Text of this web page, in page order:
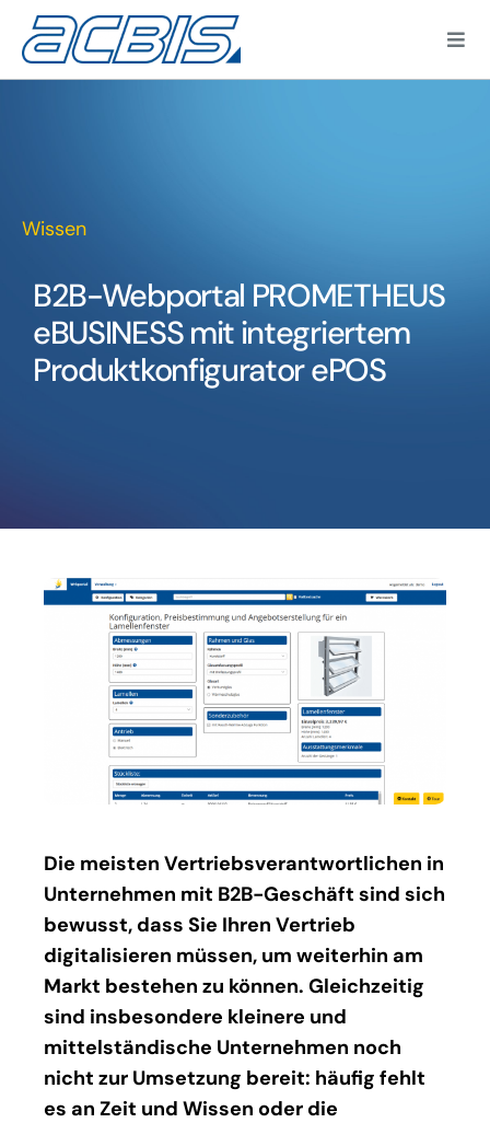
Zum
Inhalt
springen
Wissen
B2B-Webportal PROMETHEUS
eBUSINESS mit integriertem
Produktkonfigurator ePOS
Die meisten Vertriebsverantwortlichen in
Unternehmen mit B2B-Geschäft sind sich
bewusst, dass Sie Ihren Vertrieb
digitalisieren müssen, um weiterhin am
Markt bestehen zu können. Gleichzeitig
sind insbesondere kleinere und
mittelständische Unternehmen noch
nicht zur Umsetzung bereit: häufig fehlt
es an Zeit und Wissen oder die